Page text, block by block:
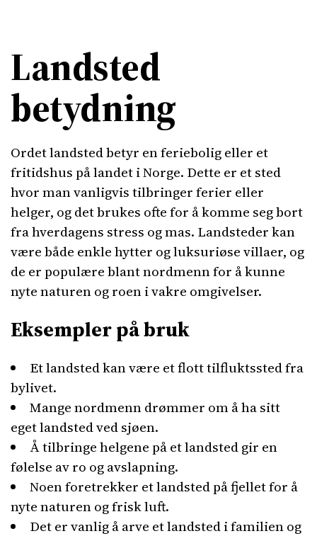
Landsted
betydning
Ordet landsted betyr en feriebolig eller et
fritidshus på landet i Norge. Dette er et sted
hvor man vanligvis tilbringer ferier eller
helger, og det brukes ofte for å komme seg bort
fra hverdagens stress og mas. Landsteder kan
være både enkle hytter og luksuriøse villaer, og
de er populære blant nordmenn for å kunne
nyte naturen og roen i vakre omgivelser.
Eksempler på bruk
Et landsted kan være et flott tilfluktssted fra
bylivet.
Mange nordmenn drømmer om å ha sitt
eget landsted ved sjøen.
Å tilbringe helgene på et landsted gir en
følelse av ro og avslapning.
Noen foretrekker et landsted på fjellet for å
nyte naturen og frisk luft.
Det er vanlig å arve et landsted i familien og